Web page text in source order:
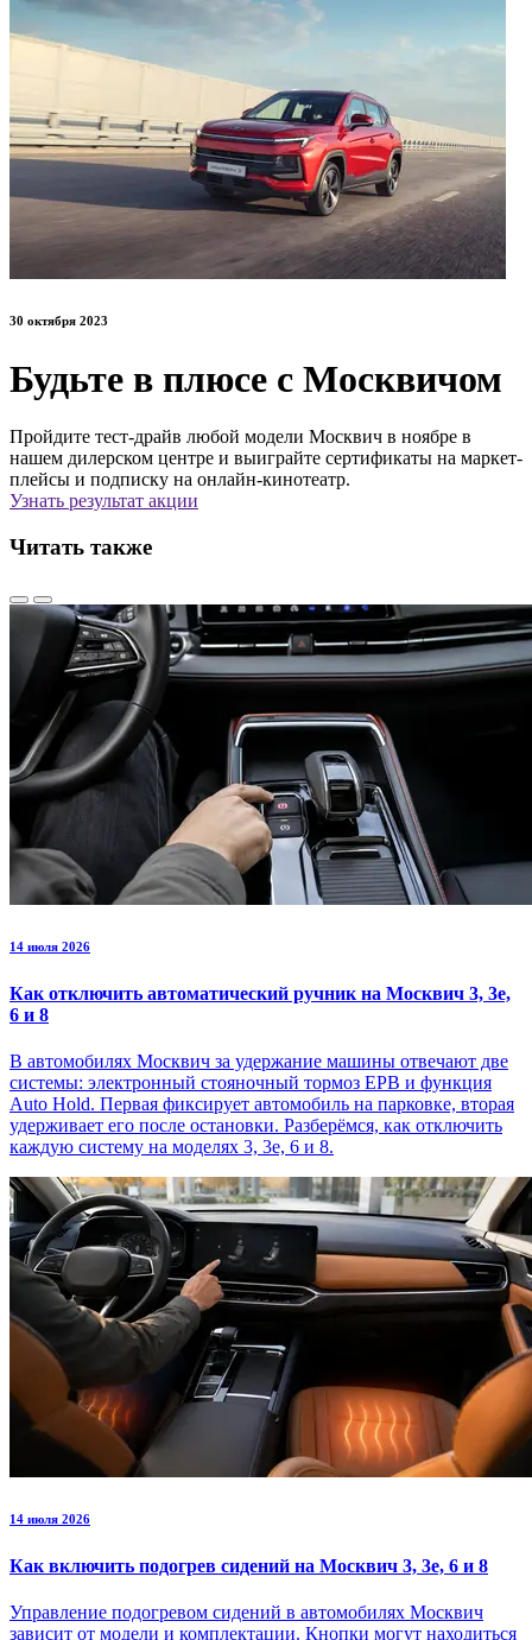
30 октября 2023
Будьте в плюсе с Москвичом
Пройдите тест-драйв любой модели Москвич в ноябре в
нашем дилерском центре и выиграйте сертификаты на маркет-
плейсы и подписку на онлайн-кинотеатр.
Узнать результат акции
Читать также
14 июля 2026
Как отключить автоматический ручник на Москвич 3, 3е,
6 и 8
В автомобилях Москвич за удержание машины отвечают две
системы: электронный стояночный тормоз EPB и функция
Auto Hold. Первая фиксирует автомобиль на парковке, вторая
удерживает его после остановки. Разберёмся, как отключить
каждую систему на моделях 3, 3е, 6 и 8.
14 июля 2026
Как включить подогрев сидений на Москвич 3, 3е, 6 и 8
Управление подогревом сидений в автомобилях Москвич
зависит от модели и комплектации. Кнопки могут находиться